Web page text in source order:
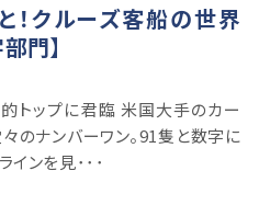
！クルーズ客船の世界
門】
トップに君臨 米国大手のカー
のナンバーワン。91隻と数字に
インを見･･･